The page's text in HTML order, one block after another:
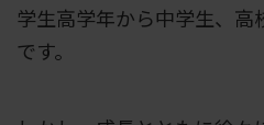
学生高学年から中学生、
です。